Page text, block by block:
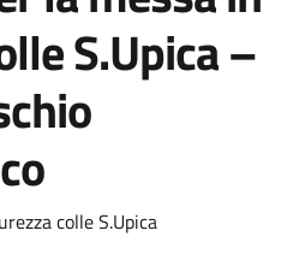
S.Upica –
notizia
colle S.Upica